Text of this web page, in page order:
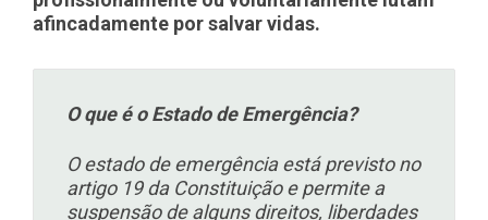
afincadamente por salvar vidas.
O que é o Estado de Emergência?
O estado de emergência está previsto no
artigo 19 da Constituição e permite a
suspensão de alguns direitos, liberdades